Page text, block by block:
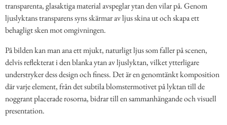
transparenta, glasaktiga material avspeglar ytan den vilar på. Genom
ljuslyktans transparens syns skärmar av ljus skina ut och skapa ett
behagligt sken mot omgivningen.
På bilden kan man ana ett mjukt, naturligt ljus som faller på scenen,
delvis reflekterat i den blanka ytan av ljuslyktan, vilket ytterligare
understryker dess design och finess. Det är en genomtänkt komposition
där varje element, från det subtila blomstermotivet på lyktan till de
noggrant placerade rosorna, bidrar till en sammanhängande och visuell
presentation.